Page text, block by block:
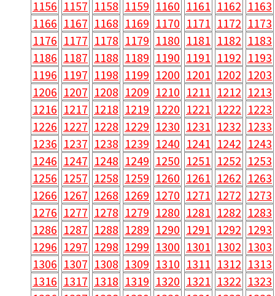
1156 1157 1158 1159 1160 1161 1162 1163
1166 1167 1168 1169 1170 1171 1172 1173
1176 1177 1178 1179 1180 1181 1182 1183
1186 1187 1188 1189 1190 1191 1192 1193
1196 1197 1198 1199 1200 1201 1202 1203
1206 1207 1208 1209 1210 1211 1212 1213
1216 1217 1218 1219 1220 1221 1222 1223
1226 1227 1228 1229 1230 1231 1232 1233
1236 1237 1238 1239 1240 1241 1242 1243
1246 1247 1248 1249 1250 1251 1252 1253
1256 1257 1258 1259 1260 1261 1262 1263
1266 1267 1268 1269 1270 1271 1272 1273
1276 1277 1278 1279 1280 1281 1282 1283
1286 1287 1288 1289 1290 1291 1292 1293
1296 1297 1298 1299 1300 1301 1302 1303
1306 1307 1308 1309 1310 1311 1312 1313
1316 1317 1318 1319 1320 1321 1322 1323